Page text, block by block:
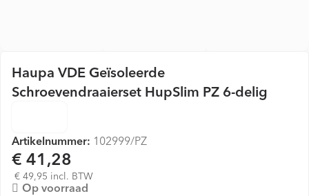
Haupa VDE Geïsoleerde
Schroevendraaierset HupSlim PZ 6-delig
Artikelnummer: 102999/PZ
€ 41,28
€ 49,95 incl. BTW
Op voorraad